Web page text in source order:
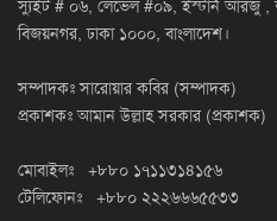
স্যুইট # ০৬, লেভেল #০৯, ইস্টার্ন আরজু
বিজয়নগর, ঢাকা ১০০০, বাংলাদেশ।
সম্পাদকঃ সারোয়ার কবির (সম্পাদক)
প্রকাশকঃ আমান উল্লাহ সরকার (প্রকাশক)
মোবাইলঃ +৮৮০ ১৭১১৩১৪১৫৬
টেলিফোনঃ +৮৮০ ২২২৬৬৬৫৫৩৩